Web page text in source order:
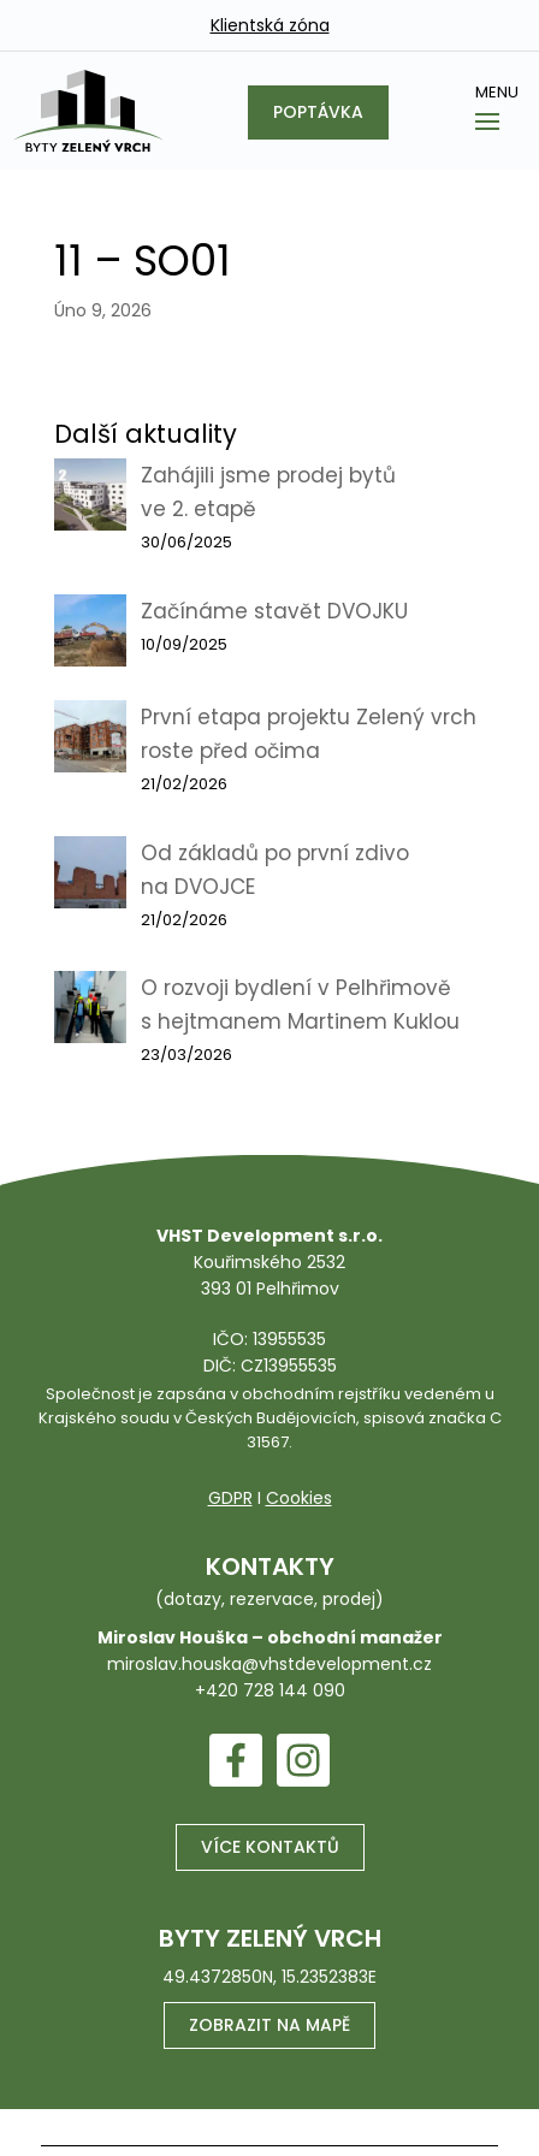
Klientská zóna
POPTÁVKA
11 – SO01
Úno 9, 2026
Další aktuality
Zahájili jsme prodej bytů
ve 2. etapě
30/06/2025
Začínáme stavět DVOJKU
10/09/2025
První etapa projektu Zelený vrch
roste před očima
21/02/2026
Od základů po první zdivo
na DVOJCE
21/02/2026
O rozvoji bydlení v Pelhřimově
s hejtmanem Martinem Kuklou
23/03/2026
VHST Development s.r.o.
Kouřimského 2532
393 01 Pelhřimov
IČO: 13955535
DIČ: CZ13955535
Společnost je zapsána v obchodním rejstříku vedeném u
Krajského soudu v Českých Budějovicích, spisová značka C
31567.
GDPR I Cookies
KONTAKTY
(dotazy, rezervace, prodej)
Miroslav Houška – obchodní manažer
miroslav.houska@vhstdevelopment.cz
+420 728 144 090
VÍCE KONTAKTŮ
BYTY ZELENÝ VRCH
49.4372850N, 15.2352383E
ZOBRAZIT NA MAPĚ